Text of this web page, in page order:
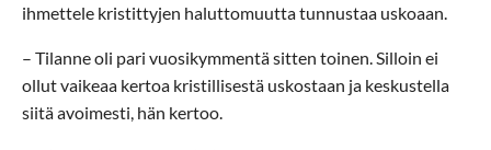
ihmettele kristittyjen haluttomuutta tunnustaa uskoaan.
– Tilanne oli pari vuosikymmentä sitten toinen. Silloin ei
ollut vaikeaa kertoa kristillisestä uskostaan ja keskustella
siitä avoimesti, hän kertoo.